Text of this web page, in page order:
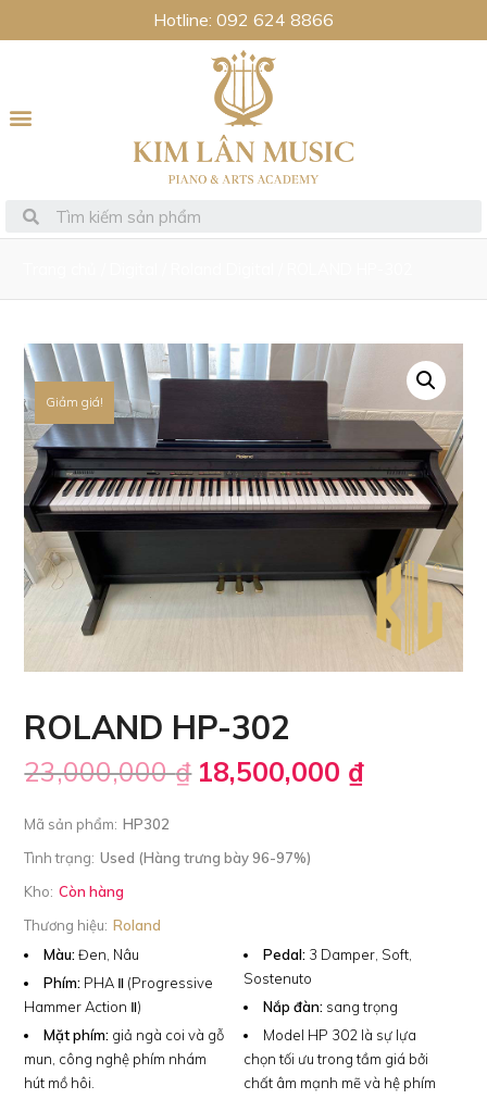
Hotline: 092 624 8866
Giảm giá!
ROLAND HP-302
23,000,000₫ 18,500,000 ₫
Mã sản phẩm: HP302
Tình trạng: Used (Hàng trưng bày 96-97%)
Kho: Còn hàng
Thương hiệu: Roland
Màu: Đen, Nâu
Phím: PHA Ⅱ (Progressive
Hammer Action Ⅱ)
Mặt phím: giả ngà coi và gỗ
mun, công nghệ phím nhám
hút mồ hôi.
Pedal: 3 Damper, Soft,
Sostenuto
Nắp đàn: sang trọng
Model HP 302 là sự lựa
chọn tối ưu trong tầm giá bởi
chất âm mạnh mẽ và hệ phím